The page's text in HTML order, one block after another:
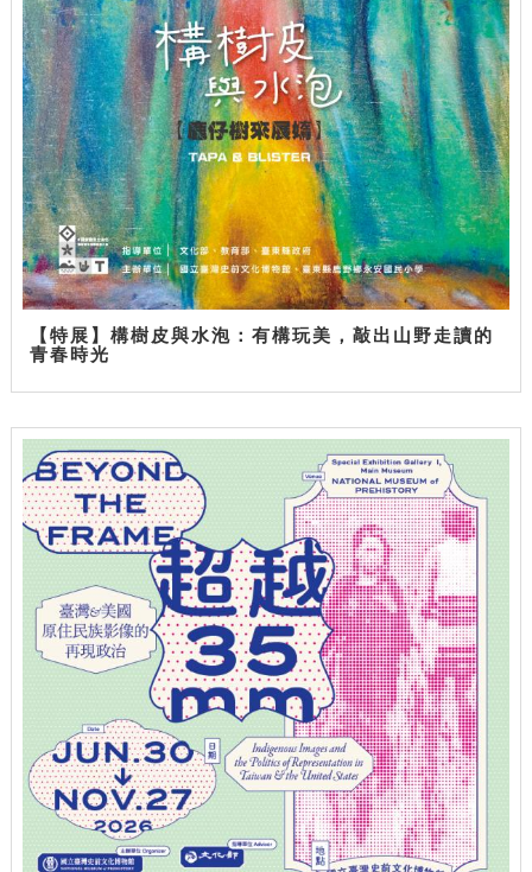
【特展】構樹皮與水泡：有構玩美，敲出山野走讀的
青春時光